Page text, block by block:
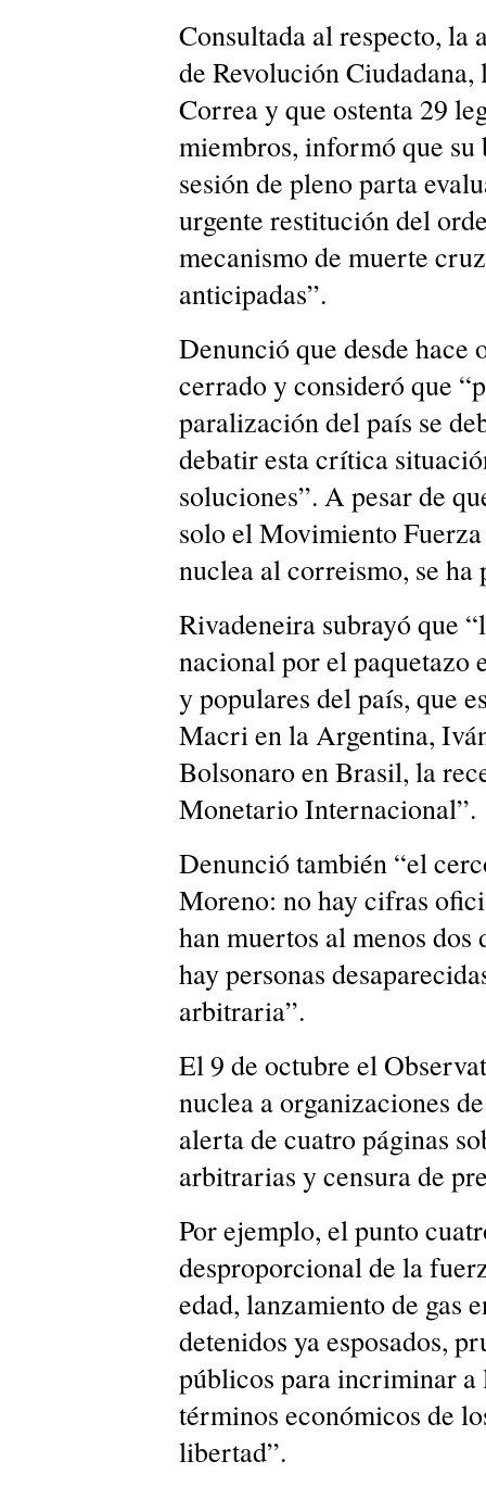
Consultada al respecto, la
de Revolución Ciudadana,
Correa y que ostenta 29
miembros, informó que su
sesión de pleno parta
urgente restitución del
mecanismo de muerte
anticipadas”.
Denunció que desde hace
cerrado y consideró que
paralización del país se
debatir esta crítica
soluciones”. A pesar de
solo el Movimiento
nuclea al correismo, se ha
Rivadeneira subrayó que
nacional por el paquetazo
y populares del país, que
Macri en la Argentina,
Bolsonaro en Brasil, la
Monetario Internacional”.
Denunció también “el
Moreno: no hay cifras
han muertos al menos
hay personas
arbitraria”.
El 9 de octubre el
nuclea a organizaciones
alerta de cuatro páginas
arbitrarias y censura de
Por ejemplo, el punto
desproporcional de la
edad, lanzamiento de gas
detenidos ya esposados,
públicos para incriminar a
términos económicos de
libertad”.